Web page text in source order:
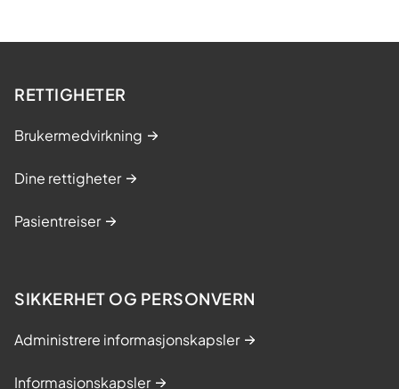
RETTIGHETER
Brukermedvirkning
Dine rettigheter
Pasientreiser
SIKKERHET OG PERSONVERN
Administrere informasjonskapsler
Informasjonskapsler